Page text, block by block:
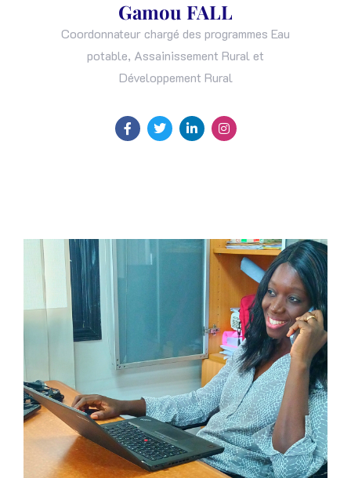
Gamou FALL
Coordonnateur chargé des programmes Eau
potable, Assainissement Rural et
Développement Rural